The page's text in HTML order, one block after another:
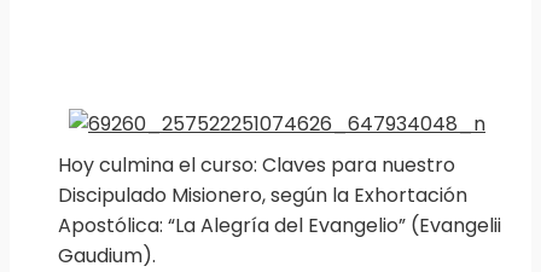
Hoy culmina el curso: Claves para nuestro
Discipulado Misionero, según la Exhortación
Apostólica: “La Alegría del Evangelio” (Evangelii
Gaudium).